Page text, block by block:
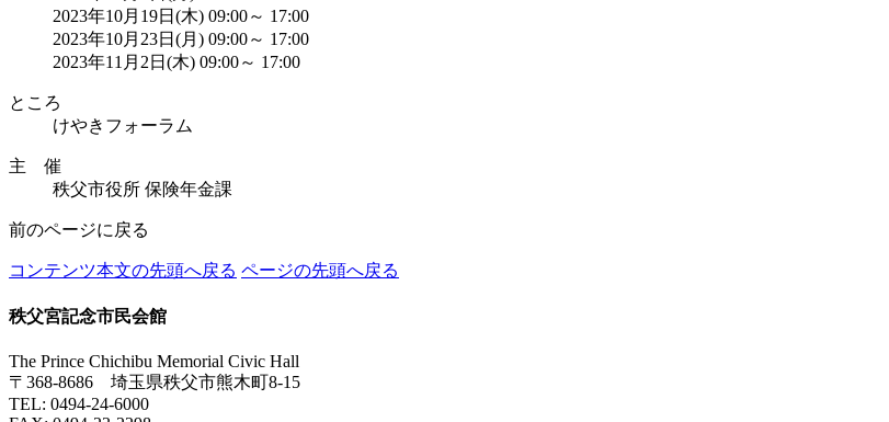
2023年10月19日(木) 09:00～ 17:00
2023年10月23日(月) 09:00～ 17:00
2023年11月2日(木) 09:00～ 17:00
ところ
けやきフォーラム
主 催
秩父市役所 保険年金課
前のページに戻る
コンテンツ本文の先頭へ戻る ページの先頭へ戻る
秩父宮記念市民会館
The Prince Chichibu Memorial Civic Hall
〒368-8686 埼玉県秩父市熊木町8-15
TEL: 0494-24-6000